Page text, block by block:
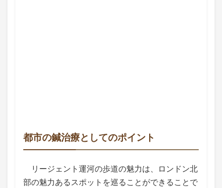
都市の鍼治療としてのポイント
リージェント運河の歩道の魅力は、ロンドン北
部の魅力あるスポットを巡ることができることで